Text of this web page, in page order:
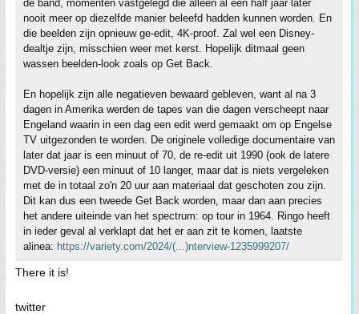
de band, momenten vastgelegd die alleen al een half jaar later
nooit meer op diezelfde manier beleefd hadden kunnen worden. En
die beelden zijn opnieuw ge-edit, 4K-proof. Zal wel een Disney-
dealtje zijn, misschien weer met kerst. Hopelijk ditmaal geen
wassen beelden-look zoals op Get Back.
En hopelijk zijn alle negatieven bewaard gebleven, want al na 3
dagen in Amerika werden de tapes van die dagen verscheept naar
Engeland waarin in een dag een edit werd gemaakt om op Engelse
TV uitgezonden te worden. De originele volledige documentaire van
later dat jaar is een minuut of 70, de re-edit uit 1990 (ook de latere
DVD-versie) een minuut of 10 langer, maar dat is niets vergeleken
met de in totaal zo'n 20 uur aan materiaal dat geschoten zou zijn.
Dit kan dus een tweede Get Back worden, maar dan aan precies
het andere uiteinde van het spectrum: op tour in 1964. Ringo heeft
in ieder geval al verklapt dat het er aan zit te komen, laatste
alinea: https://variety.com/2024/(...)nterview-1235999207/
There it is!
twitter